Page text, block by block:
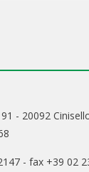
- 20092
- fax +39 02